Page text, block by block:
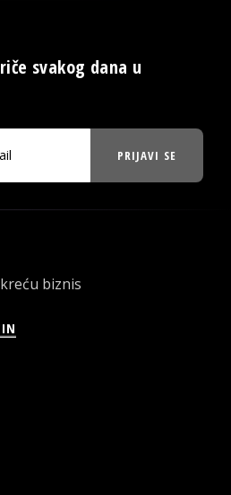
svakog dana u
PRIJAVI SE
biznis